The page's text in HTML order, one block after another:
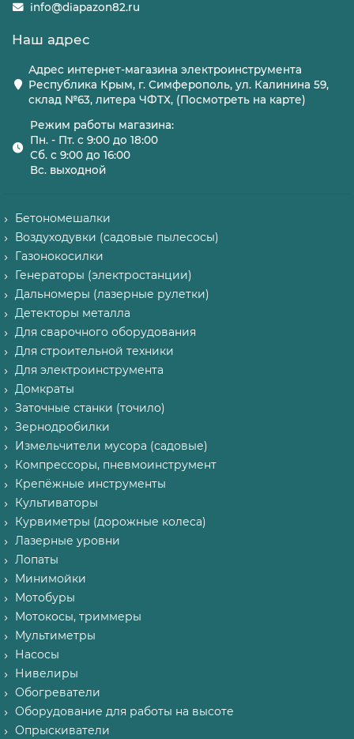
info@diapazon82.ru
Наш адрес
Адрес интернет-магазина электроинструмента
Республика Крым, г. Симферополь, ул. Калинина 59,
склад №63, литера ЧФТХ, (Посмотреть на карте)
Режим работы магазина:
Пн. - Пт. с 9:00 до 18:00
Сб. с 9:00 до 16:00
Вс. выходной
Бетономешалки
Воздуходувки (садовые пылесосы)
Газонокосилки
Генераторы (электростанции)
Дальномеры (лазерные рулетки)
Детекторы металла
Для сварочного оборудования
Для строительной техники
Для электроинструмента
Домкраты
Заточные станки (точило)
Зернодробилки
Измельчители мусора (садовые)
Компрессоры, пневмоинструмент
Крепёжные инструменты
Культиваторы
Курвиметры (дорожные колеса)
Лазерные уровни
Лопаты
Минимойки
Мотобуры
Мотокосы, триммеры
Мультиметры
Насосы
Нивелиры
Обогреватели
Оборудование для работы на высоте
Опрыскиватели